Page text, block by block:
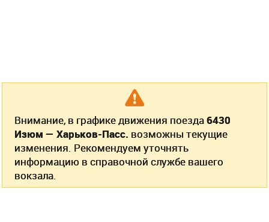
Внимание, в графике движения поезда6430
Изюм — Харьков-Пасс. возможны текущие
изменения. Рекомендуем уточнять
информацию в справочной службе вашего
вокзала.